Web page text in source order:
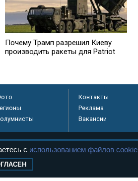
Почему Трамп разрешил Киеву
производить ракеты для Patriot
Контакты
Реклама
Вакансии
с использованием файлов cookie